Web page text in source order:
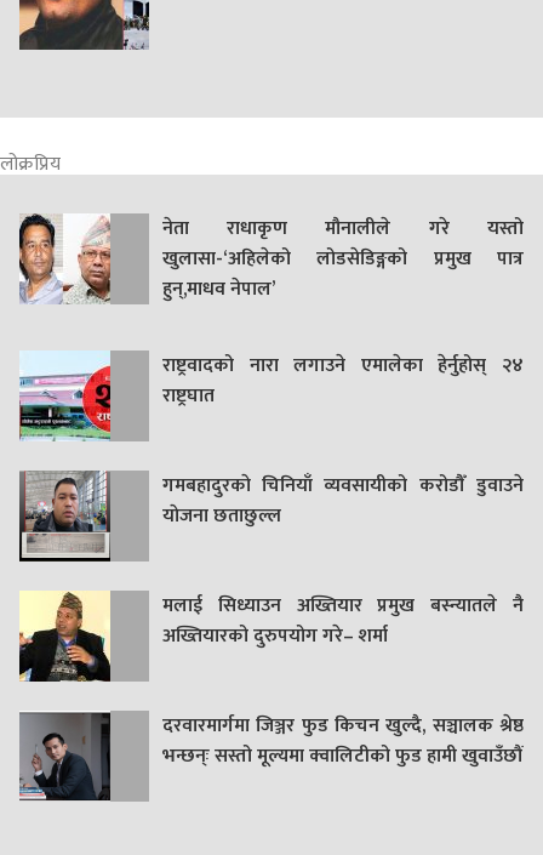
लोक्रप्रिय
नेता राधाकृण मौनालीले गरे यस्तो
खुलासा-‘अहिलेको लोडसेडिङ्गको प्रमुख पात्र
हुन्,माधव नेपाल’
राष्ट्रवादको नारा लगाउने एमालेका हेर्नुहोस् २४
राष्ट्रघात
गमबहादुरकाे चिनियाँ व्यवसायीको करोडौँ डुवाउने
याेजना छताछुल्ल
मलाई सिध्याउन अख्तियार प्रमुख बस्न्यातले नै
अख्तियारको दुरुपयोग गरे– शर्मा
दरवारमार्गमा जिञ्जर फुड किचन खुल्दै, सञ्चालक श्रेष्ठ
भन्छन्ः सस्तो मूल्यमा क्वालिटीको फुड हामी खुवाउँछौं